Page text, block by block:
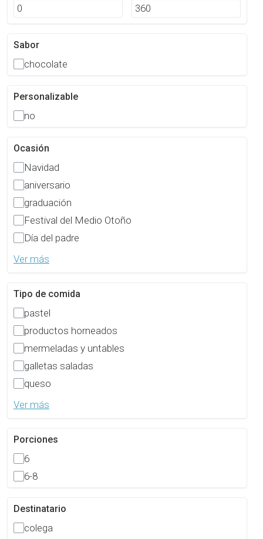
Sabor
chocolate
Personalizable
no
Ocasión
Navidad
aniversario
graduación
Festival del Medio Otoño
Día del padre
Ver más
Tipo de comida
pastel
productos horneados
mermeladas y untables
galletas saladas
queso
Ver más
Porciones
6
6-8
Destinatario
colega